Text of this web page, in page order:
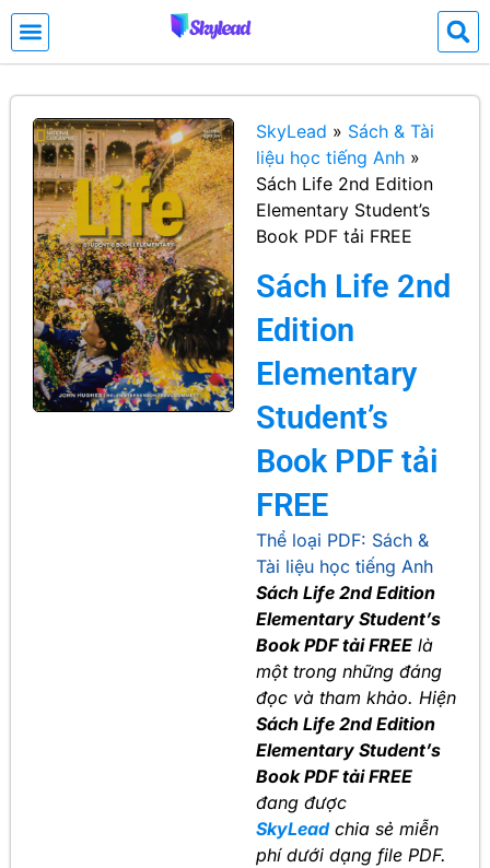
SkyLead » Sách & Tài
liệu học tiếng Anh »
Sách Life 2nd Edition
Elementary Student’s
Book PDF tải FREE
Sách Life 2nd
Edition
Elementary
Student’s
Book PDF tải
FREE
Thể loại PDF: Sách &
Tài liệu học tiếng Anh
Sách Life 2nd Edition
Elementary Student’s
Book PDF tải FREE là
một trong những đáng
đọc và tham khảo. Hiện
Sách Life 2nd Edition
Elementary Student’s
Book PDF tải FREE
đang được
SkyLeadchia sẻ miễn
phí dưới dạng file PDF.